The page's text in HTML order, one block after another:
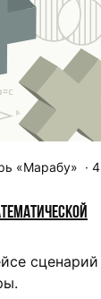
«Марабу» · 4
сценарий